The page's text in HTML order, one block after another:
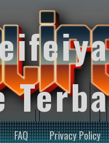
FAQ Privacy Policy